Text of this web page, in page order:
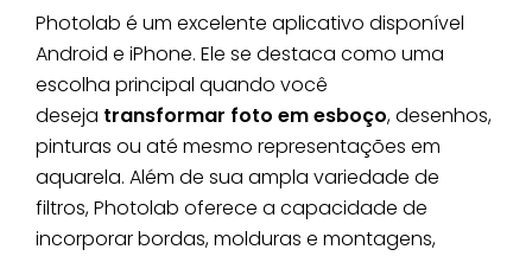
Photolab é um excelente aplicativo disponível
Android e iPhone. Ele se destaca como uma
escolha principal quando você
deseja transformar foto em esboço, desenhos,
pinturas ou até mesmo representações em
aquarela. Além de sua ampla variedade de
filtros, Photolab oferece a capacidade de
incorporar bordas, molduras e montagens,